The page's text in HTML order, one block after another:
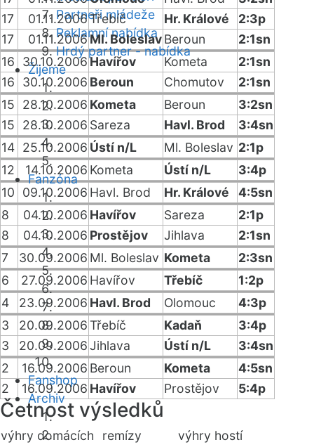
Partneři mládeže
Reklamní nabídka
Hrdý partner - nabídka
Žijeme
Fanzóna
Fanshop
Archiv
17
01.11.2006Třebíč Hr. Králové
2:3p
17
01.11.2006 Ml. BoleslavBeroun
2:1sn
16
30.10.2006Havířov Kometa
2:1sn
16
30.10.2006 Beroun Chomutov
2:1sn
15
28.10.2006 Kometa Beroun
3:2sn
15
28.10.2006 Sareza Havl. Brod
3:4sn
14 25.10.2006 Ústí n/L Ml. Boleslav 2:1p
12
14.10.2006 Kometa Ústí n/L
3:4p
10
09.10.2006 Havl. Brod Hr. Králové
4:5sn
8
04.10.2006 Havířov Sareza
2:1p
8
04.10.2006 Prostějov Jihlava
2:1sn
7
30.09.2006 Ml. Boleslav Kometa
2:3sn
6
27.09.2006 Havířov Třebíč
1:2p
4
23.09.2006 Havl. Brod Olomouc
4:3p
3
20.09.2006Třebíč Kadaň
3:4p
3
20.09.2006Jihlava Ústí n/L
3:4sn
2
16.09.2006 Beroun Kometa
4:5sn
2
16.09.2006 Havířov Prostějov 5:4p
Četnost výsledků
výhry domácích remízy výhry hostí